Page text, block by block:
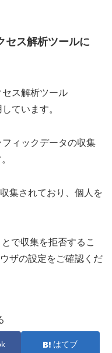
セス解析ツールに
ス解析ツール
ています。
ィックデータの収集
集されており、個人を
で収集を拒否するこ
ザの設定をご確認くだ
はてブ